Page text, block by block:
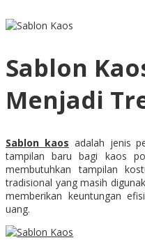
Sablon
Menjadi
Sablon kaos adalah jenis
tampilan baru bagi kaos
membutuhkan tampilan
tradisional yang masih
memberikan keuntungan
uang.